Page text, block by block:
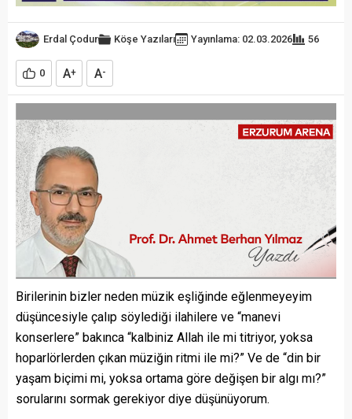
Erdal Çodur Köşe Yazıları Yayınlama: 02.03.2026 56
0 A+ A-
Birilerinin bizler neden müzik eşliğinde eğlenmeyeyim
düşüncesiyle çalıp söylediği ilahilere ve “manevi
konserlere” bakınca “kalbiniz Allah ile mi titriyor, yoksa
hoparlörlerden çıkan müziğin ritmi ile mi?” Ve de “din bir
yaşam biçimi mi, yoksa ortama göre değişen bir algı mı?”
sorularını sormak gerekiyor diye düşünüyorum.